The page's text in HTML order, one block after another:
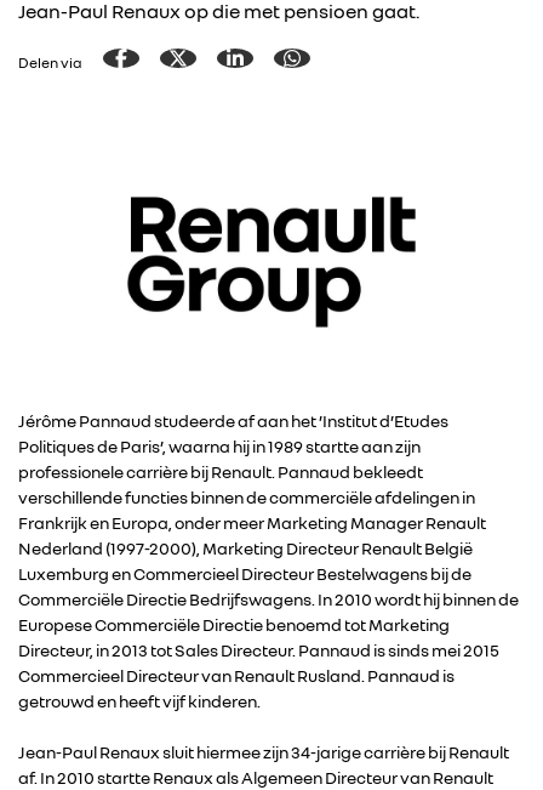
RENAULT GROUP
Jean-Paul Renaux op die met pensioen gaat.
Delen via
Jérôme Pannaud studeerde af aan het ’Institut d’Etudes
Politiques de Paris’, waarna hij in 1989 startte aan zijn
professionele carrière bij Renault. Pannaud bekleedt
verschillende functies binnen de commerciële afdelingen in
Frankrijk en Europa, onder meer Marketing Manager Renault
Nederland (1997-2000), Marketing Directeur Renault België
Luxemburg en Commercieel Directeur Bestelwagens bij de
Commerciële Directie Bedrijfswagens. In 2010 wordt hij binnen de
Europese Commerciële Directie benoemd tot Marketing
Directeur, in 2013 tot Sales Directeur. Pannaud is sinds mei 2015
Commercieel Directeur van Renault Rusland. Pannaud is
getrouwd en heeft vijf kinderen.
Jean-Paul Renaux sluit hiermee zijn 34-jarige carrière bij Renault
af. In 2010 startte Renaux als Algemeen Directeur van Renault